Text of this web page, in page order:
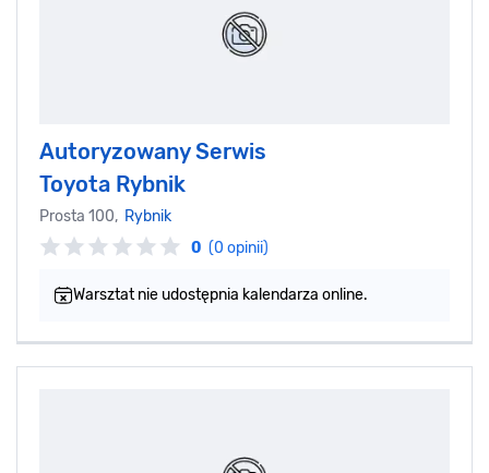
Autoryzowany Serwis
Toyota Rybnik
Prosta 100, Rybnik
0 (0 opinii)
Warsztat nie udostępnia kalendarza online.